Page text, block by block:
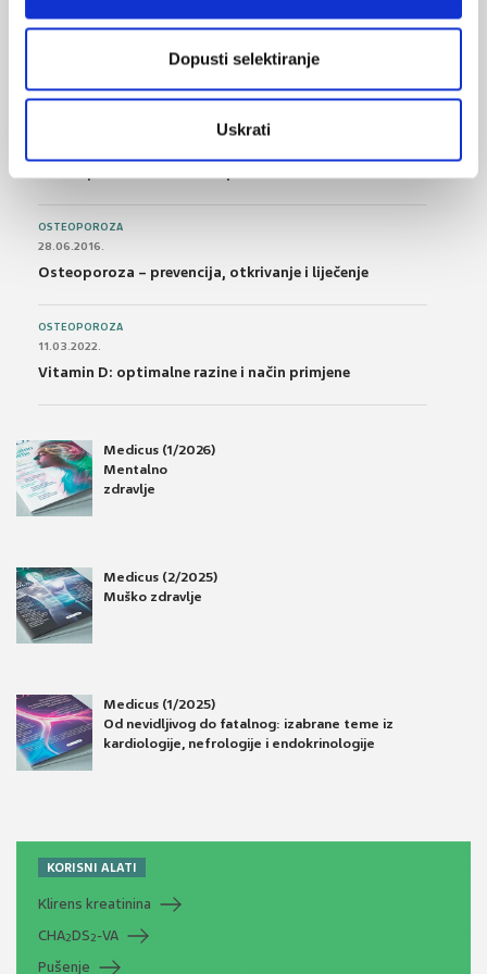
Dopusti selektiranje
Uskrati
14.07.2016.
Nesteroidni antireumatici i gastrointestinalna
OSTEOPOROZA
28.06.2016.
Osteoporoza – prevencija, otkrivanje i liječenje
OSTEOPOROZA
11.03.2022.
Vitamin D: optimalne razine i način primjene
Medicus (1/2026)
Mentalno
zdravlje
Medicus (2/2025)
Muško zdravlje
Medicus (1/2025)
Od nevidljivog do fatalnog: izabrane teme iz
kardiologije, nefrologije i endokrinologije
KORISNI ALATI
Klirens kreatinina
CHA2DS2-VA
Pušenje